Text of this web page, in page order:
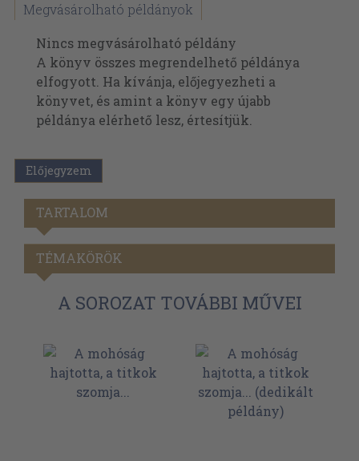
Megvásárolható példányok
Nincs megvásárolható példány
A könyv összes megrendelhető példánya
elfogyott. Ha kívánja, előjegyezheti a
könyvet, és amint a könyv egy újabb
példánya elérhető lesz, értesítjük.
Előjegyzem
TARTALOM
TÉMAKÖRÖK
A SOROZAT TOVÁBBI MŰVEI